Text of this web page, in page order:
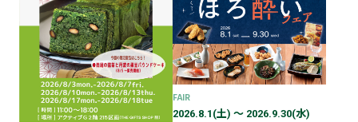
2026年02月
2025年12月
2025年11月
2025年10月
FAIR
2026.8.1(土) 〜 2026.9.30(水)